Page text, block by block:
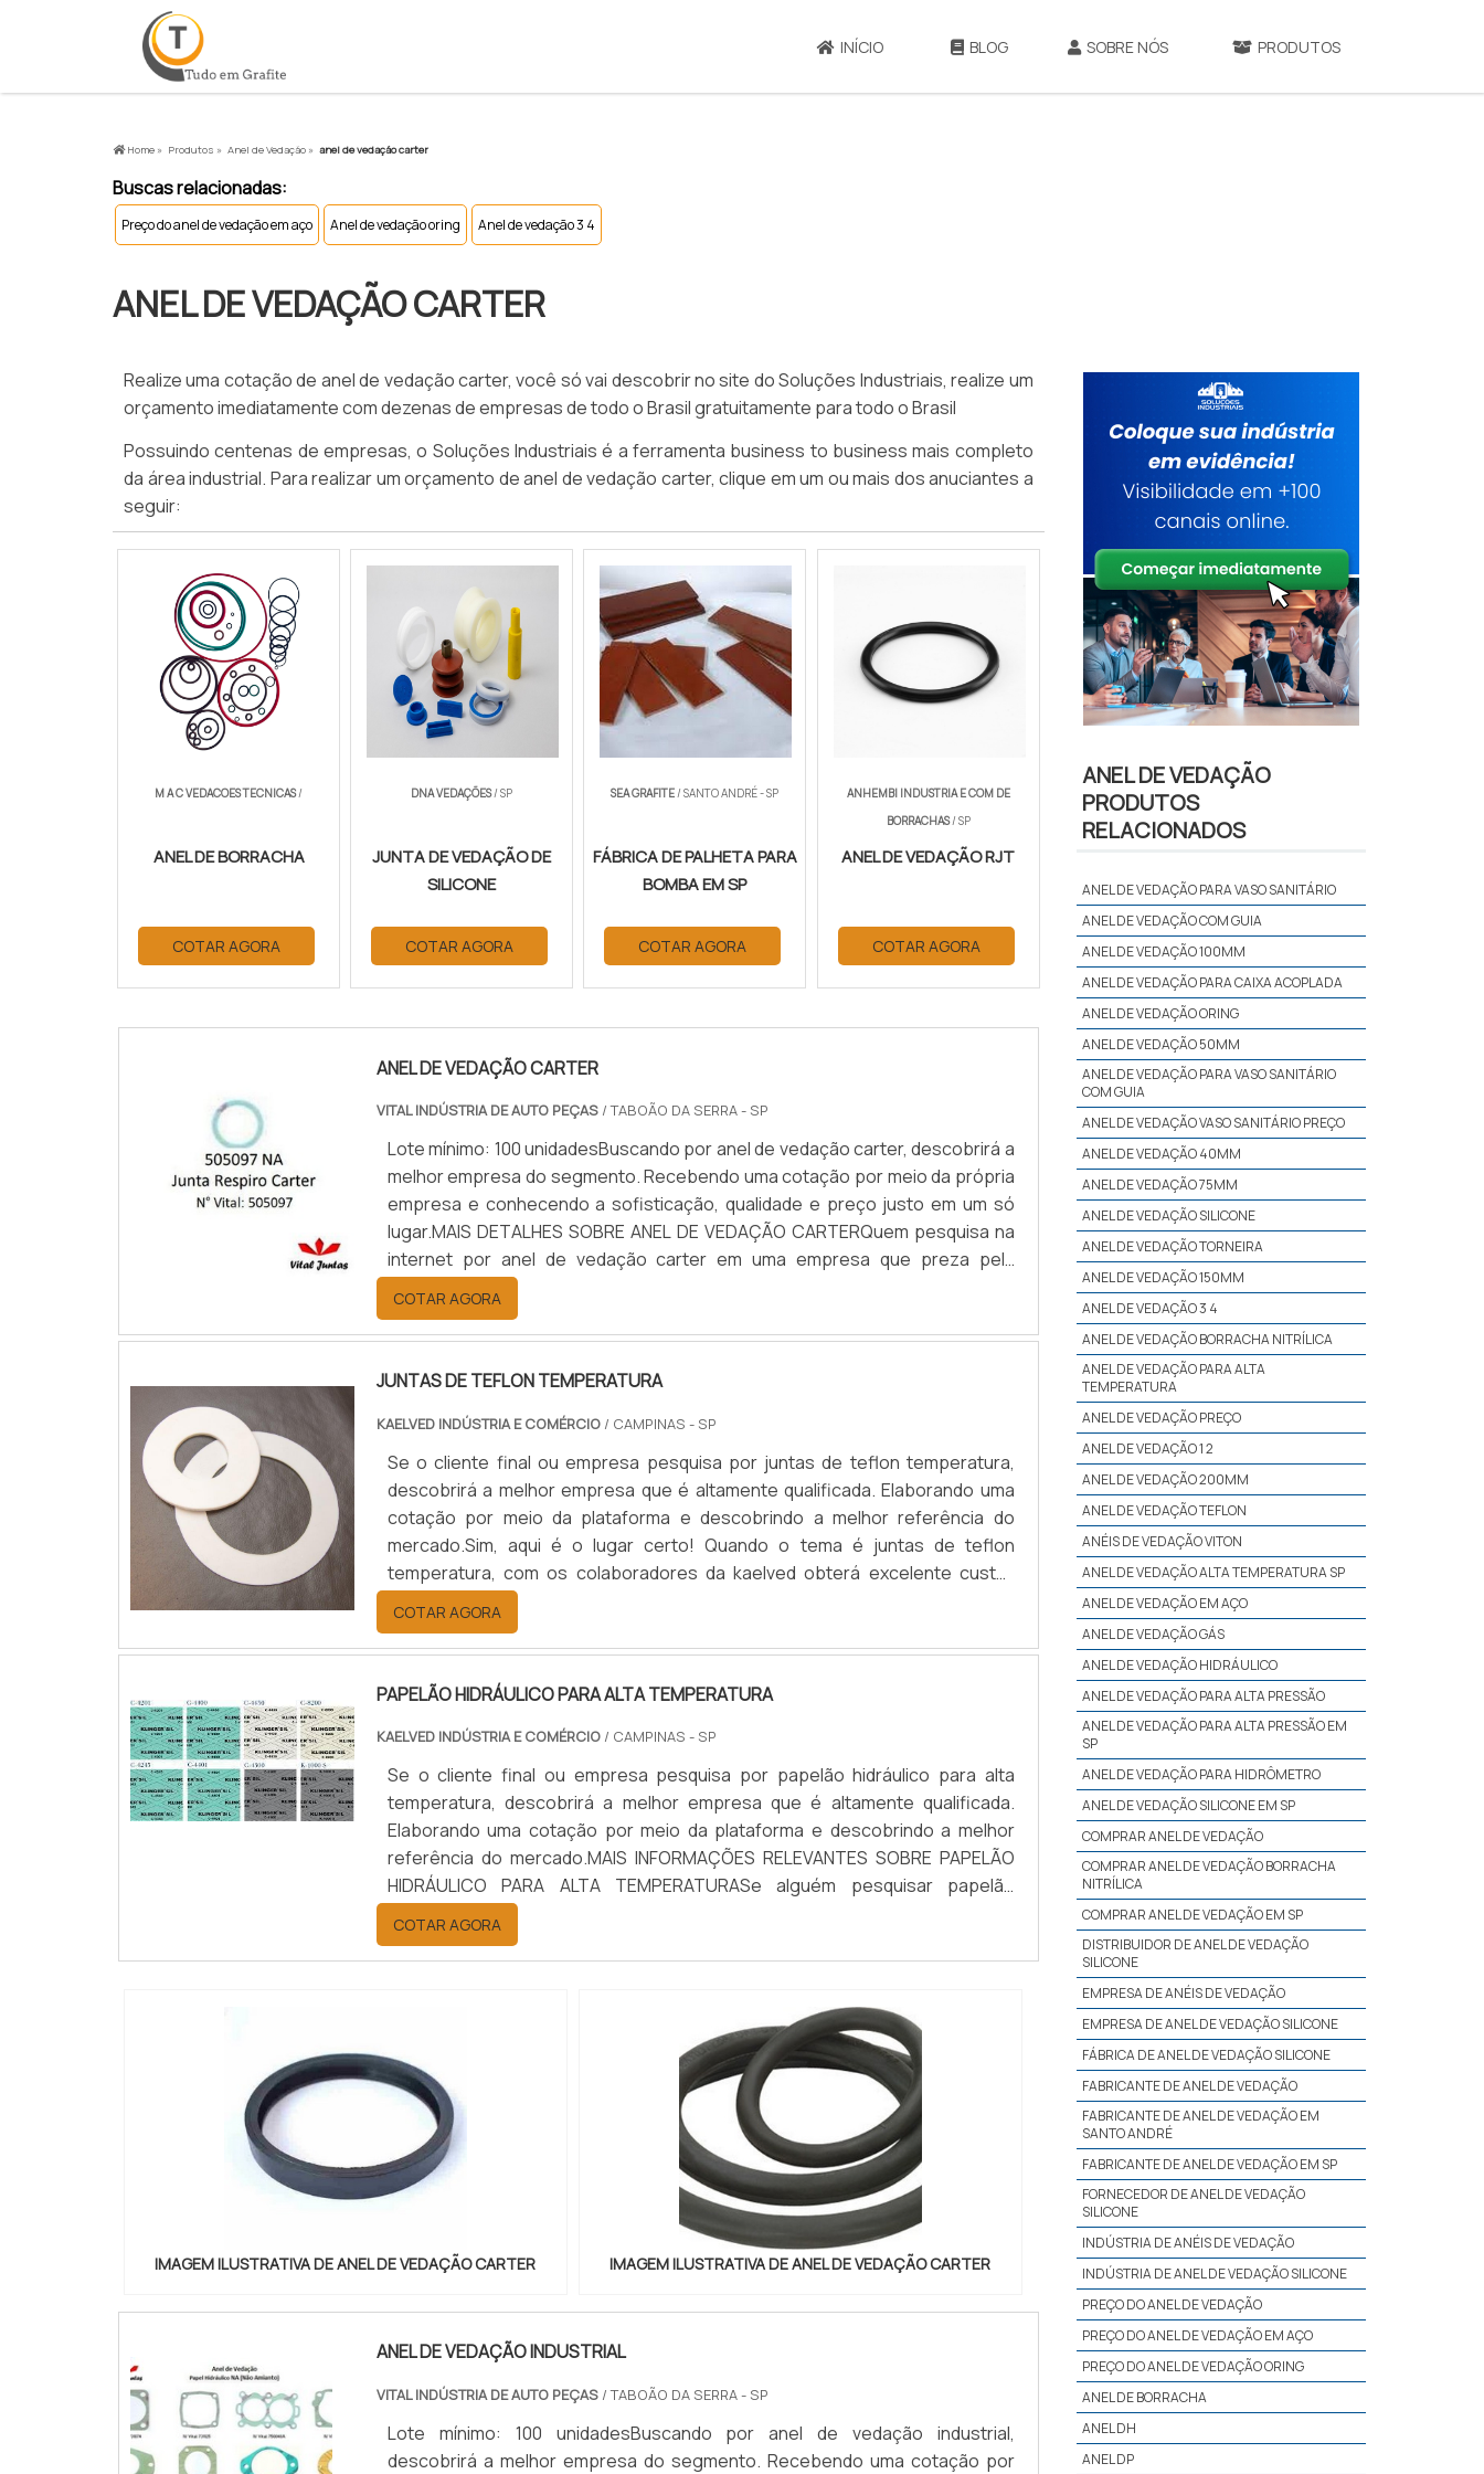
INÍCIO BLOG SOBRE NÓS PRODUTOS
Home » Produtos » Anel de Vedação » anel de vedação carter
Buscas relacionadas:
Preço do anel de vedação em aço Anel de vedação oring Anel de vedação 3 4
ANEL DE VEDAÇÃO CARTER
Realize uma cotação de anel de vedação carter, você só vai descobrir no site do Soluções Industriais, realize um
orçamento imediatamente com dezenas de empresas de todo o Brasil gratuitamente para todo o Brasil
Possuindo centenas de empresas, o Soluções Industriais é a ferramenta business to business mais completo
da área industrial. Para realizar um orçamento de anel de vedação carter, clique em um ou mais dos anuciantes a
seguir:
M A C VEDACOES TECNICAS/
ANEL DE BORRACHA
COTAR AGORA
DNA VEDAÇÕES/ SP
JUNTA DE VEDAÇÃO DE
SILICONE
COTAR AGORA
SEA GRAFITE/ SANTO ANDRÉ - SP
FÁBRICA DE PALHETA PARA
BOMBA EM SP
COTAR AGORA
ANHEMBI INDUSTRIA E COM DE
BORRACHAS/ SP
ANEL DE VEDAÇÃO RJT
COTAR AGORA
ANEL DE VEDAÇÃO CARTER
VITAL INDÚSTRIA DE AUTO PEÇAS / TABOÃO DA SERRA - SP
Lote mínimo: 100 unidadesBuscando por anel de vedação carter, descobrirá a
melhor empresa do segmento. Recebendo uma cotação por meio da própria
empresa e conhecendo a sofisticação, qualidade e preço justo em um só
lugar.MAIS DETALHES SOBRE ANEL DE VEDAÇÃO CARTERQuem pesquisa na
internet por anel de vedação carter em uma empresa que preza pela
segurança, acha o site da Vital Indústria de Auto Peças. A empresa tem em
seu escopo arruelas ...
COTAR AGORA
JUNTAS DE TEFLON TEMPERATURA
KAELVED INDÚSTRIA E COMÉRCIO / CAMPINAS - SP
Se o cliente final ou empresa pesquisa por juntas de teflon temperatura,
descobrirá a melhor empresa que é altamente qualificada. Elaborando uma
cotação por meio da plataforma e descobrindo a melhor referência do
mercado.Sim, aqui é o lugar certo! Quando o tema é juntas de teflon
temperatura, com os colaboradores da kaelved obterá excelente custo-
benefício com assessoria técnica especializada.UM POUCO MAIS SOBRE
JUNTAS DE TEFLON TEMPERA...
COTAR AGORA
PAPELÃO HIDRÁULICO PARA ALTA TEMPERATURA
KAELVED INDÚSTRIA E COMÉRCIO / CAMPINAS - SP
Se o cliente final ou empresa pesquisa por papelão hidráulico para alta
temperatura, descobrirá a melhor empresa que é altamente qualificada.
Elaborando uma cotação por meio da plataforma e descobrindo a melhor
referência do mercado.MAIS INFORMAÇÕES RELEVANTES SOBRE PAPELÃO
HIDRÁULICO PARA ALTA TEMPERATURASe alguém pesquisar papelão
hidráulico para alta temperatura encontra na internet a kaelved. Uma
empresa com alto know-how em laudos ...
COTAR AGORA
IMAGEM ILUSTRATIVA DE ANEL DE VEDAÇÃO CARTER IMAGEM ILUSTRATIVA DE ANEL DE VEDAÇÃO CARTER
ANEL DE VEDAÇÃO INDUSTRIAL
VITAL INDÚSTRIA DE AUTO PEÇAS/ TABOÃO DA SERRA - SP
Lote mínimo: 100 unidadesBuscando por anel de vedação industrial,
descobrirá a melhor empresa do segmento. Recebendo uma cotação por
ANEL DE VEDAÇÃO
PRODUTOS
RELACIONADOS
ANEL DE VEDAÇÃO PARA VASO SANITÁRIO
ANEL DE VEDAÇÃO COM GUIA
ANEL DE VEDAÇÃO 100MM
ANEL DE VEDAÇÃO PARA CAIXA ACOPLADA
ANEL DE VEDAÇÃO ORING
ANEL DE VEDAÇÃO 50MM
ANEL DE VEDAÇÃO PARA VASO SANITÁRIO
COM GUIA
ANEL DE VEDAÇÃO VASO SANITÁRIO PREÇO
ANEL DE VEDAÇÃO 40MM
ANEL DE VEDAÇÃO 75MM
ANEL DE VEDAÇÃO SILICONE
ANEL DE VEDAÇÃO TORNEIRA
ANEL DE VEDAÇÃO 150MM
ANEL DE VEDAÇÃO 3 4
ANEL DE VEDAÇÃO BORRACHA NITRÍLICA
ANEL DE VEDAÇÃO PARA ALTA
TEMPERATURA
ANEL DE VEDAÇÃO PREÇO
ANEL DE VEDAÇÃO 1 2
ANEL DE VEDAÇÃO 200MM
ANEL DE VEDAÇÃO TEFLON
ANÉIS DE VEDAÇÃO VITON
ANEL DE VEDAÇÃO ALTA TEMPERATURA SP
ANEL DE VEDAÇÃO EM AÇO
ANEL DE VEDAÇÃO GÁS
ANEL DE VEDAÇÃO HIDRÁULICO
ANEL DE VEDAÇÃO PARA ALTA PRESSÃO
ANEL DE VEDAÇÃO PARA ALTA PRESSÃO EM
SP
ANEL DE VEDAÇÃO PARA HIDRÔMETRO
ANEL DE VEDAÇÃO SILICONE EM SP
COMPRAR ANEL DE VEDAÇÃO
COMPRAR ANEL DE VEDAÇÃO BORRACHA
NITRÍLICA
COMPRAR ANEL DE VEDAÇÃO EM SP
DISTRIBUIDOR DE ANEL DE VEDAÇÃO
SILICONE
EMPRESA DE ANÉIS DE VEDAÇÃO
EMPRESA DE ANEL DE VEDAÇÃO SILICONE
FÁBRICA DE ANEL DE VEDAÇÃO SILICONE
FABRICANTE DE ANEL DE VEDAÇÃO
FABRICANTE DE ANEL DE VEDAÇÃO EM
SANTO ANDRÉ
FABRICANTE DE ANEL DE VEDAÇÃO EM SP
FORNECEDOR DE ANEL DE VEDAÇÃO
SILICONE
INDÚSTRIA DE ANÉIS DE VEDAÇÃO
INDÚSTRIA DE ANEL DE VEDAÇÃO SILICONE
PREÇO DO ANEL DE VEDAÇÃO
PREÇO DO ANEL DE VEDAÇÃO EM AÇO
PREÇO DO ANEL DE VEDAÇÃO ORING
ANEL DE BORRACHA
ANEL DH
ANEL DP